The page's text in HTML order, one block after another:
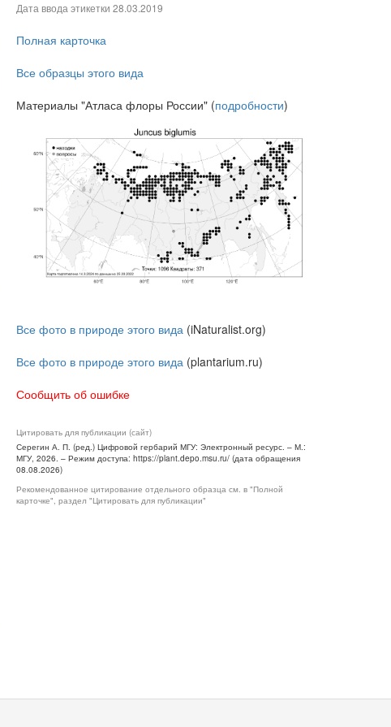
Дата ввода этикетки 28.03.2019
Полная карточка
Все образцы этого вида
Материалы "Атласа флоры России" (подробности)
Все фото в природе этого вида (iNaturalist.org)
Все фото в природе этого вида (plantarium.ru)
Сообщить об ошибке
Цитировать для публикации (сайт)
Серегин А. П. (ред.) Цифровой гербарий МГУ: Электронный ресурс. – М.:
МГУ, 2026. – Режим доступа: https://plant.depo.msu.ru/ (дата обращения
08.08.2026)
Рекомендованное цитирование отдельного образца см. в "Полной
карточке", раздел "Цитировать для публикации"